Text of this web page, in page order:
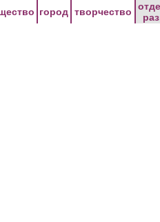
город творчество